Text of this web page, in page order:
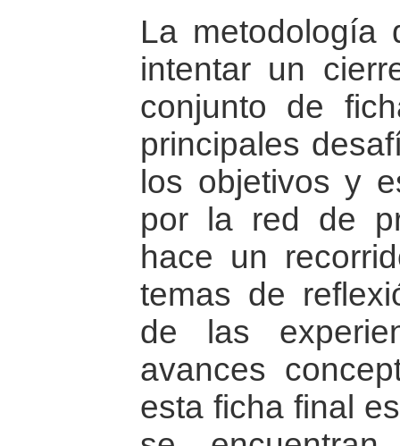
La metodología
intentar un
conjunto de
principales
los objetivos y
por la red de
hace un
temas de
de las
avances
esta ficha final